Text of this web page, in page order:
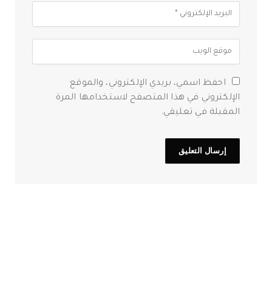
احفظ اسمي، بريدي الإلكتروني، والموقع
الإلكتروني في هذا المتصفح لاستخدامها المرة
المقبلة في تعليقي.